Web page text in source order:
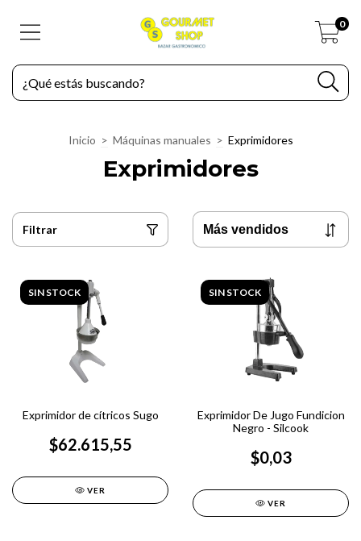
0
Inicio > Máquinas manuales > Exprimidores
Exprimidores
Filtrar
SIN STOCK
Exprimidor de cítricos Sugo
$62.615,55
VER
SIN STOCK
Exprimidor De Jugo Fundicion
Negro - Silcook
$0,03
VER